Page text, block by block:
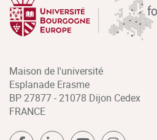
Maison de l'université
Esplanade Erasme
BP 27877 - 21078 Dijon Cedex
FRANCE